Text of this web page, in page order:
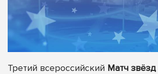
Третий всероссийский Матч звёзд